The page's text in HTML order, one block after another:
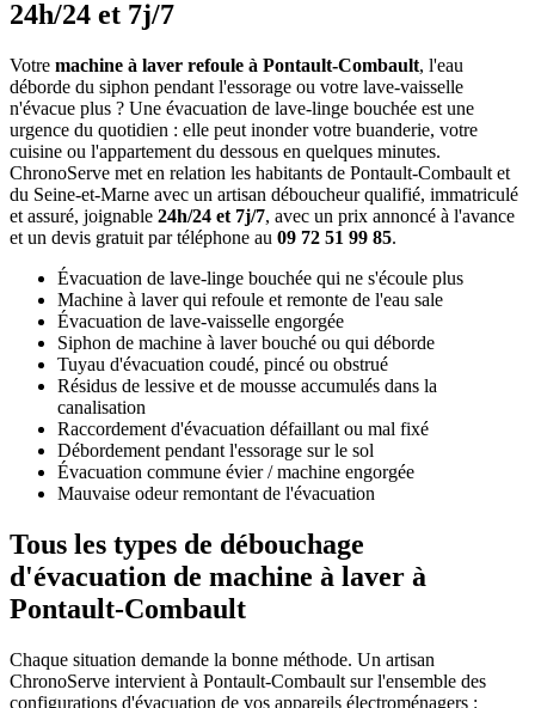
24h/24 et 7j/7
Votre machine à laver refoule à Pontault-Combault, l'eau
déborde du siphon pendant l'essorage ou votre lave-vaisselle
n'évacue plus ? Une évacuation de lave-linge bouchée est une
urgence du quotidien : elle peut inonder votre buanderie, votre
cuisine ou l'appartement du dessous en quelques minutes.
ChronoServe met en relation les habitants de Pontault-Combault et
du Seine-et-Marne avec un artisan déboucheur qualifié, immatriculé
et assuré, joignable 24h/24 et 7j/7, avec un prix annoncé à l'avance
et un devis gratuit par téléphone au 09 72 51 99 85.
Évacuation de lave-linge bouchée qui ne s'écoule plus
Machine à laver qui refoule et remonte de l'eau sale
Évacuation de lave-vaisselle engorgée
Siphon de machine à laver bouché ou qui déborde
Tuyau d'évacuation coudé, pincé ou obstrué
Résidus de lessive et de mousse accumulés dans la
canalisation
Raccordement d'évacuation défaillant ou mal fixé
Débordement pendant l'essorage sur le sol
Évacuation commune évier / machine engorgée
Mauvaise odeur remontant de l'évacuation
Tous les types de débouchage
d'évacuation de machine à laver à
Pontault-Combault
Chaque situation demande la bonne méthode. Un artisan
ChronoServe intervient à Pontault-Combault sur l'ensemble des
configurations d'évacuation de vos appareils électroménagers :